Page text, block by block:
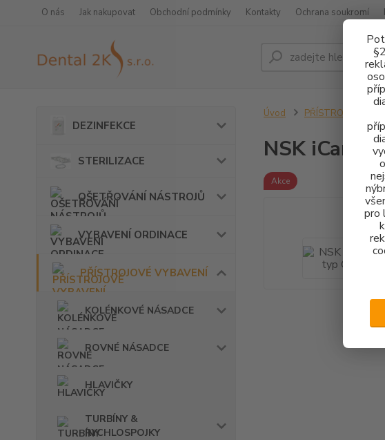
pro
O nás Jak nakupovat Obchodní podmínky Kontakty Ochrana soukromí
DEZINFEKCE
STERILIZACE
OŠETŘOVÁNÍ NÁSTROJŮ
VYBAVENÍ ORDINACE
PŘÍSTROJOVÉ VYBAVENÍ
KOLÉNKOVÉ NÁSADCE
ROVNÉ NÁSADCE
HLAVIČKY
TURBÍNY &
RYCHLOSPOJKY
Úvod PŘÍSTROJOVÉ
NSK iCare
Akce